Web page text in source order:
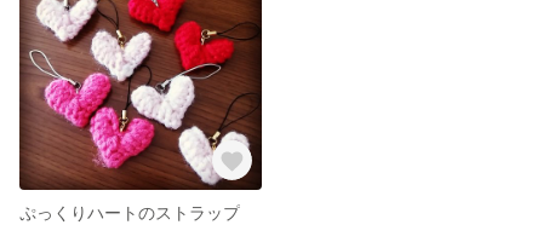
ぷっくりハートのストラップ